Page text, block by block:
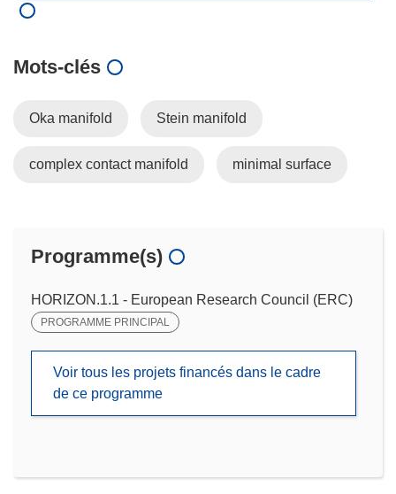
Mots‑clés
Oka manifold Stein manifold
complex contact manifold minimal surface
Programme(s)
HORIZON.1.1 - European Research Council (ERC)
PROGRAMME PRINCIPAL
Voir tous les projets financés dans le cadre
de ce programme